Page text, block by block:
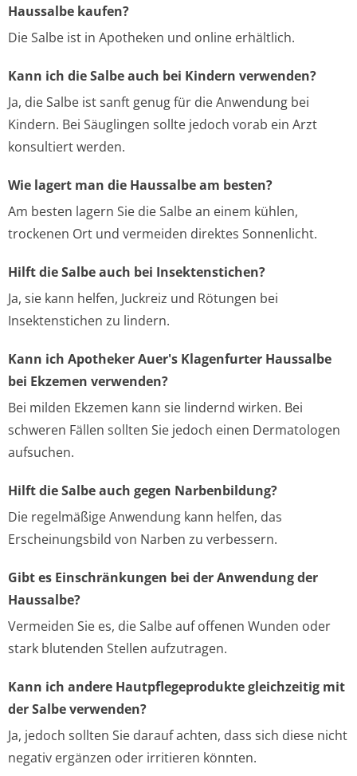
Haussalbe kaufen?
Die Salbe ist in Apotheken und online erhältlich.
Kann ich die Salbe auch bei Kindern verwenden?
Ja, die Salbe ist sanft genug für die Anwendung bei
Kindern. Bei Säuglingen sollte jedoch vorab ein Arzt
konsultiert werden.
Wie lagert man die Haussalbe am besten?
Am besten lagern Sie die Salbe an einem kühlen,
trockenen Ort und vermeiden direktes Sonnenlicht.
Hilft die Salbe auch bei Insektenstichen?
Ja, sie kann helfen, Juckreiz und Rötungen bei
Insektenstichen zu lindern.
Kann ich Apotheker Auer's Klagenfurter Haussalbe
bei Ekzemen verwenden?
Bei milden Ekzemen kann sie lindernd wirken. Bei
schweren Fällen sollten Sie jedoch einen Dermatologen
aufsuchen.
Hilft die Salbe auch gegen Narbenbildung?
Die regelmäßige Anwendung kann helfen, das
Erscheinungsbild von Narben zu verbessern.
Gibt es Einschränkungen bei der Anwendung der
Haussalbe?
Vermeiden Sie es, die Salbe auf offenen Wunden oder
stark blutenden Stellen aufzutragen.
Kann ich andere Hautpflegeprodukte gleichzeitig mit
der Salbe verwenden?
Ja, jedoch sollten Sie darauf achten, dass sich diese nicht
negativ ergänzen oder irritieren könnten.